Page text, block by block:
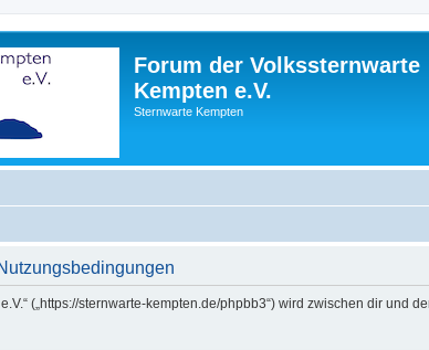
Forum der Volkssternwarte
Kempten e.V.
Sternwarte Kempten
(„https://sternwarte-kempten.de/phpbb3“) wird zwischen dir